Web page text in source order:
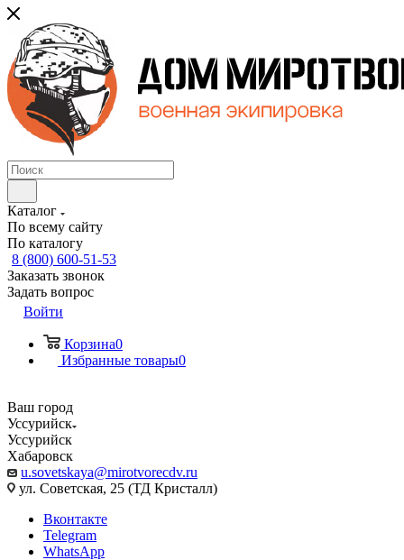
Каталог
По всему сайту
По каталогу
8 (800) 600-51-53
Заказать звонок
Задать вопрос
Войти
Корзина0
Избранные товары0
Ваш город
Уссурийск
Уссурийск
Хабаровск
u.sovetskaya@mirotvorecdv.ru
ул. Советская, 25 (ТД Кристалл)
Вконтакте
Telegram
WhatsApp